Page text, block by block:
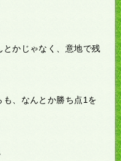
かじゃなく、意地で残
、なんとか勝ち点1を